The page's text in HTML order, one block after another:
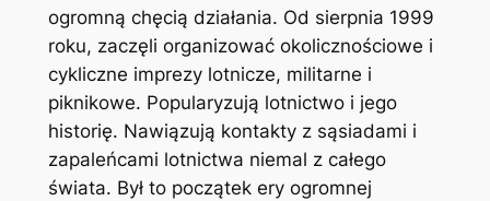
ogromną chęcią działania. Od sierpnia 1999
roku, zaczęli organizować okolicznościowe i
cykliczne imprezy lotnicze, militarne i
piknikowe. Popularyzują lotnictwo i jego
historię. Nawiązują kontakty z sąsiadami i
zapaleńcami lotnictwa niemal z całego
świata. Był to początek ery ogromnej